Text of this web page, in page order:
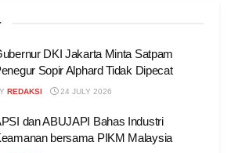
DKI Jakarta Minta Satpam
Sopir Alphard Tidak Dipecat
REDAKSI 24 JULY 2026
dan ABUJAPI Bahas Industri
bersama PIKM Malaysia